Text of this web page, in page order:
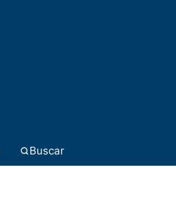
Buscar